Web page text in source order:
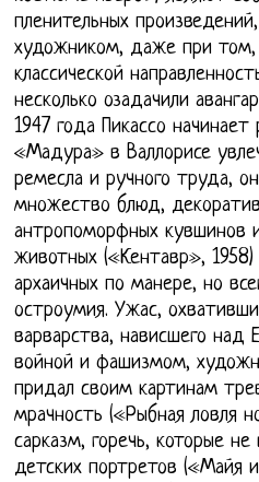
пленительных
художником, даже при том,
классической
несколько озадачили
1947 года Пикассо
«Мадура» в Валлорисе
ремесла и ручного труда,
множество блюд,
антропоморфных кувшинов
животных («Кентавр», 1958)
архаичных по манере, но
остроумия. Ужас,
варварства, нависшего над
войной и фашизмом,
придал своим картинам
мрачность («Рыбная ловля
сарказм, горечь, которые
детских портретов («Майя